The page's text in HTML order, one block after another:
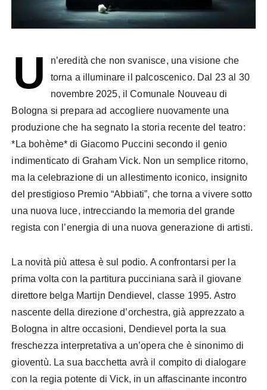
U
n’eredità che non svanisce, una visione che
torna a illuminare il palcoscenico. Dal 23 al 30
novembre 2025, il Comunale Nouveau di
Bologna si prepara ad accogliere nuovamente una
produzione che ha segnato la storia recente del teatro:
*La bohème* di Giacomo Puccini secondo il genio
indimenticato di Graham Vick. Non un semplice ritorno,
ma la celebrazione di un allestimento iconico, insignito
del prestigioso Premio “Abbiati”, che torna a vivere sotto
una nuova luce, intrecciando la memoria del grande
regista con l’energia di una nuova generazione di artisti.
La novità più attesa è sul podio. A confrontarsi per la
prima volta con la partitura pucciniana sarà il giovane
direttore belga Martijn Dendievel, classe 1995. Astro
nascente della direzione d’orchestra, già apprezzato a
Bologna in altre occasioni, Dendievel porta la sua
freschezza interpretativa a un’opera che è sinonimo di
gioventù. La sua bacchetta avrà il compito di dialogare
con la regia potente di Vick, in un affascinante incontro